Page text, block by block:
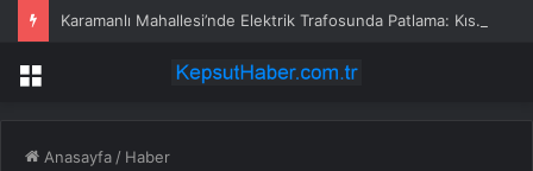
Karamanlı Mahallesi’nde Elektrik Trafosunda Patlama: Kısa Süreli Panik ve Elektrik Kesintisi
Menü
Anasayfa / Haber